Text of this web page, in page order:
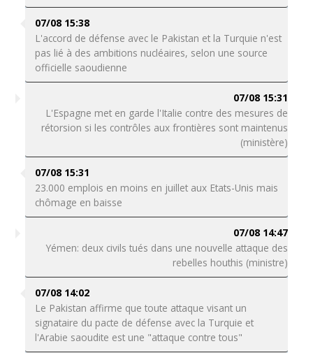
07/08 15:38
L'accord de défense avec le Pakistan et la Turquie n'est
pas lié à des ambitions nucléaires, selon une source
officielle saoudienne
07/08 15:31
L'Espagne met en garde l'Italie contre des mesures de
rétorsion si les contrôles aux frontières sont maintenus
(ministère)
07/08 15:31
23.000 emplois en moins en juillet aux Etats-Unis mais
chômage en baisse
07/08 14:47
Yémen: deux civils tués dans une nouvelle attaque des
rebelles houthis (ministre)
07/08 14:02
Le Pakistan affirme que toute attaque visant un
signataire du pacte de défense avec la Turquie et
l'Arabie saoudite est une "attaque contre tous"